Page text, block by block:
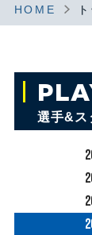
HOME
選手&ス